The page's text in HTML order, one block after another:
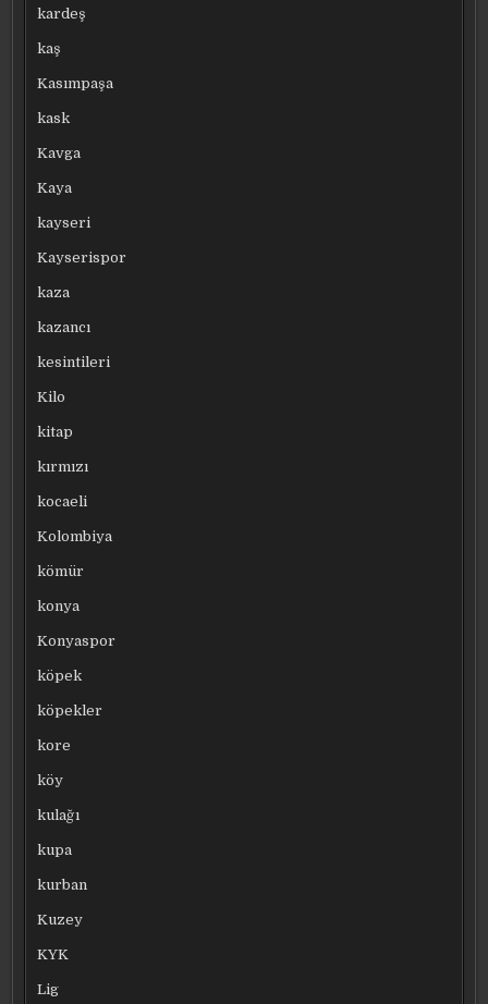
kardeş
kaş
Kasımpaşa
kask
Kavga
Kaya
kayseri
Kayserispor
kaza
kazancı
kesintileri
Kilo
kitap
kırmızı
kocaeli
Kolombiya
kömür
konya
Konyaspor
köpek
köpekler
kore
köy
kulağı
kupa
kurban
Kuzey
KYK
Lig